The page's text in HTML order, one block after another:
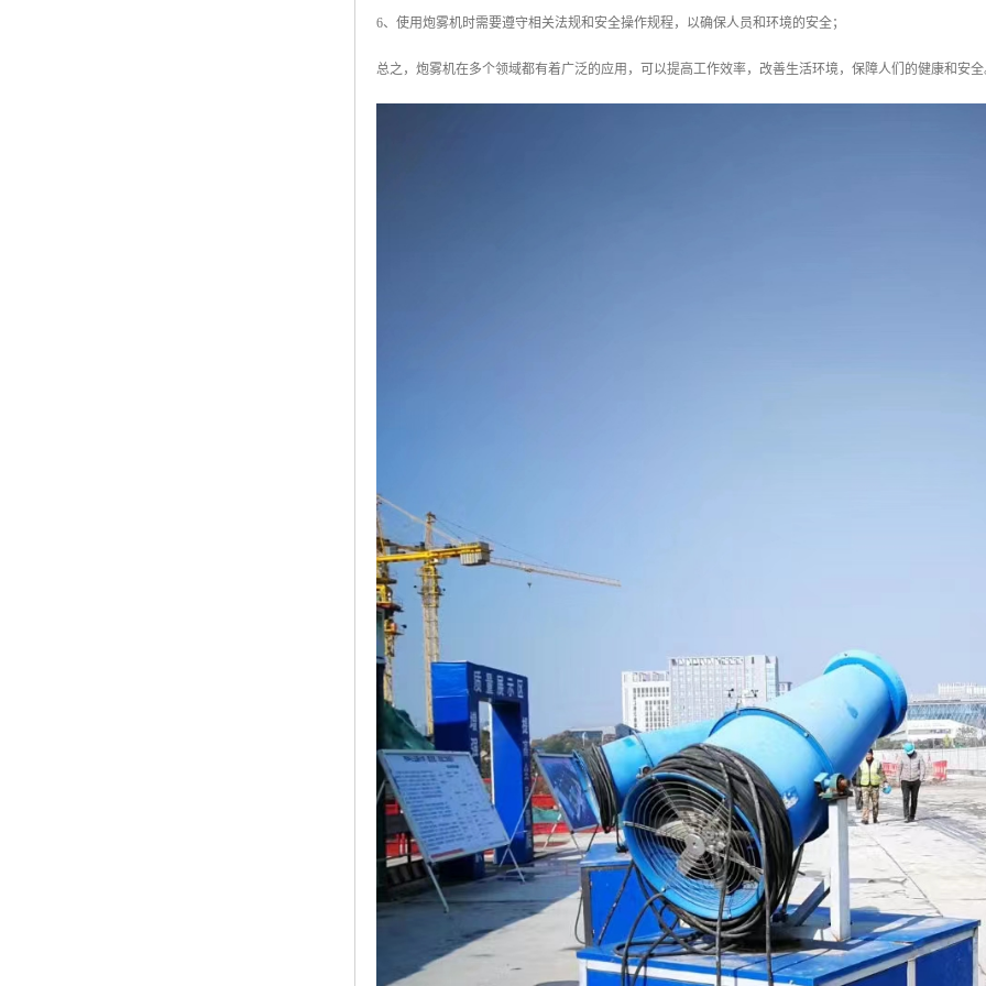
6、使用炮雾机时需要遵守相关法规和安全操作规程，以确保人员和环境的安全；
总之，炮雾机在多个领域都有着广泛的应用，可以提高工作效率，改善生活环境，保障人们的健康和安